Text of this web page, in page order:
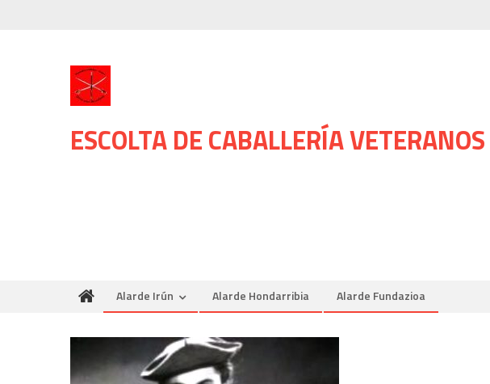
ESCOLTA DE CABALLERÍA VETERANOS
Alarde Irún Alarde Hondarribia Alarde Fundazioa